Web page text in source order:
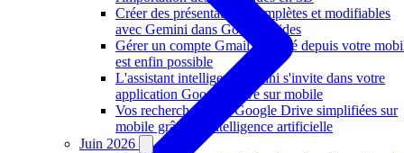
Créer des présentations complètes et modifiables
avec Gemini dans Google Slides
Gérer un compte Gmail délégué depuis votre
est enfin possible
L'assistant intelligent Gemini s'invite dans votre
application Google Drive sur mobile
Vos recherches dans Google Drive simplifiées sur
mobile grâce à l'intelligence artificielle
Juin 2026